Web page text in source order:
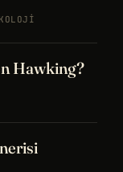
Hawking?